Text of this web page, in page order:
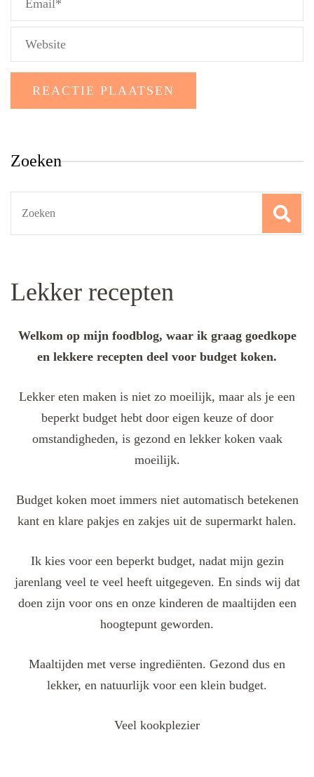
Zoeken
Lekker recepten
Welkom op mijn foodblog, waar ik graag goedkope
en lekkere recepten deel voor budget koken.
Lekker eten maken is niet zo moeilijk, maar als je een
beperkt budget hebt door eigen keuze of door
omstandigheden, is gezond en lekker koken vaak
moeilijk.
Budget koken moet immers niet automatisch betekenen
kant en klare pakjes en zakjes uit de supermarkt halen.
Ik kies voor een beperkt budget, nadat mijn gezin
jarenlang veel te veel heeft uitgegeven. En sinds wij dat
doen zijn voor ons en onze kinderen de maaltijden een
hoogtepunt geworden.
Maaltijden met verse ingrediënten. Gezond dus en
lekker, en natuurlijk voor een klein budget.
Veel kookplezier